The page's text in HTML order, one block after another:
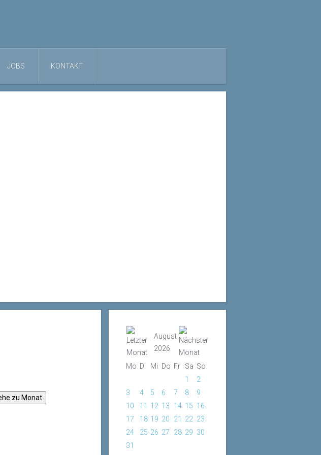
JOBS KONTAKT
zu Monat
August
2026
Mo Di Mi Do Fr Sa So
1
2
3
4 5 6 7 8
9
10
11 12 13 14 15 16
17
18 19 20 21 22 23
24
25 26 27 28 29 30
31